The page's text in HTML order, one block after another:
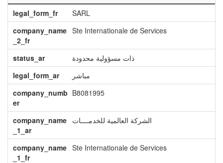
legal_form_fr
SARL
company_name
_2_fr
Ste Internationale de Services
status_ar
ذات مسؤولية محدودة
legal_form_ar
مباشر
company_numb
er
B8081995
company_name
_1_ar
الشركة العالمية للخدمــــات
company_name
_1_fr
Ste Internationale de Services